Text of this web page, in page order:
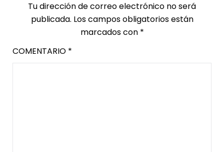
Tu dirección de correo electrónico no será
publicada. Los campos obligatorios están
marcados con *
COMENTARIO *